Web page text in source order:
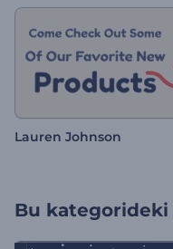
Lauren Johnson
Bu kategorideki